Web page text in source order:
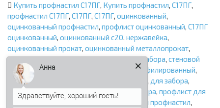
Купить профнастил С17ПГ, Купить профнастил, С17ПГ,
профнастил С17ПГ, С17ПГ, С17ПГ, оцинкованный,
оцинкованный профнастил, профлист оцинкованный, С17ПГ
оцинкованный, оцинкованный с20, нержавейка,
оцинкованный прокат, оцинкованный металлопрокат,
профнастил,профлист,профнастил для забора, стеновой
профнастил,несущий профлист лист профилированный,
профилированный лист
, для забора,
заборный профнастил
профлист для забора, профлист для
крыши
профлисты профлист кровельный профнастил,
Анна